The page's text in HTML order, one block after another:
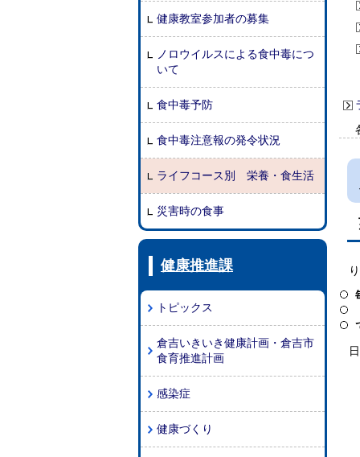
健康教室参加者の募集
ノロウイルスによる食中毒につ
いて
食中毒予防
食中毒注意報の発令状況
ライフコース別 栄養・食生活
災害時の食事
健康推進課
トピックス
倉吉いきいき健康計画・倉吉市
食育推進計画
感染症
健康づくり